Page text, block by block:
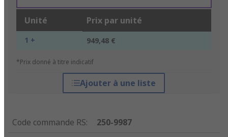
Unité Prix par unité
1 + 949,48 €
*Prix donné à titre indicatif
Ajouter à une liste
Code commande RS:
250-9987